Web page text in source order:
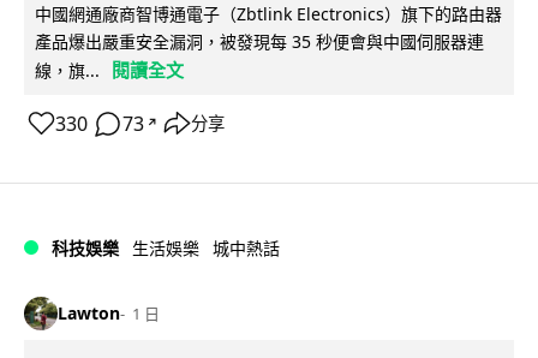
中國網通廠商智博通電子（Zbtlink Electronics）旗下的路由器
產品爆出嚴重安全漏洞，被發現每 35 秒便會與中國伺服器連
線，旗...
閱讀全文
330 73 ↗ 分享
科技娛樂 生活娛樂 城中熱話
Lawton 1 日